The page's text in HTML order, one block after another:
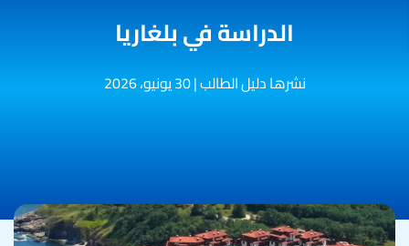
الدراسة في بلغاريا
نشرها دليل الطالب|30 يونيو، 2026